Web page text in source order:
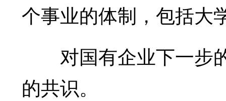
个事业的体制，包括大
对国有企业下一步
的共识。